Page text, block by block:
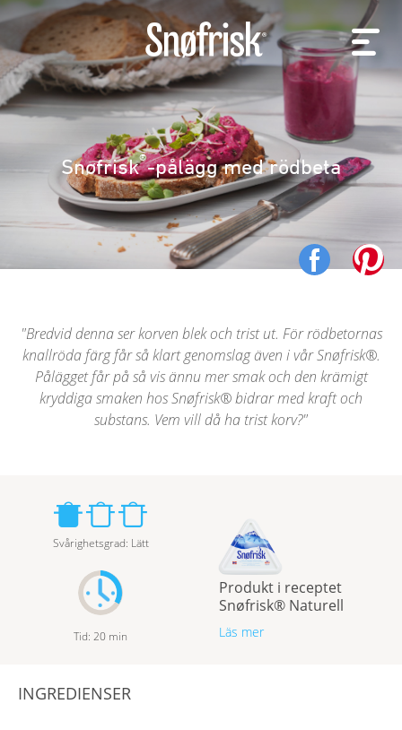
Snøfrisk®-pålägg med rödbeta
Bredvid denna ser korven blek och trist ut. För rödbetornas
knallröda färg får så klart genomslag även i vår Snøfrisk®.
Pålägget får på så vis ännu mer smak och den krämigt
kryddiga smaken hos Snøfrisk® bidrar med kraft och
substans. Vem vill då ha trist korv?
Svårighetsgrad: Lätt
Tid: 20 min
Produkt i receptet
Snøfrisk® Naturell
Läs mer
INGREDIENSER